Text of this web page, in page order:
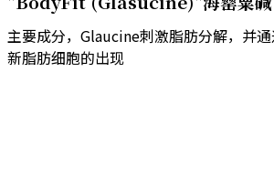
主要成分，Glaucine刺激脂肪分解，并
新脂肪细胞的出现